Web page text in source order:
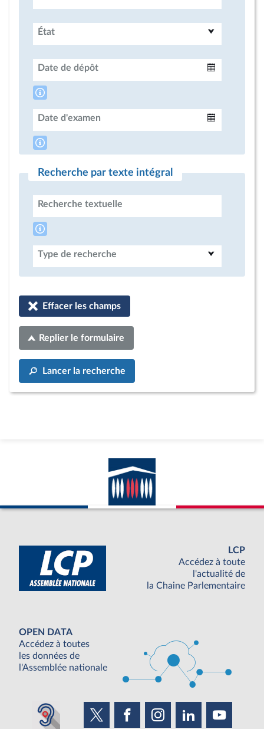
État
Date de dépôt
Date d'examen
Recherche par texte intégral
Recherche textuelle
Type de recherche
Effacer les champs
Replier le formulaire
Lancer la recherche
LCP
Accédez à toute
l'actualité de
la Chaine Parlementaire
OPEN DATA
Accédez à toutes
les données de
l'Assemblée nationale